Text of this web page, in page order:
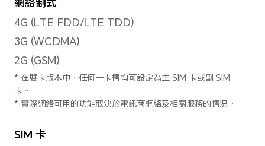
最高支援 1920x1080 像素
*實際影像解像度可能因影片拍攝模式
對焦模式
10 倍數碼變焦